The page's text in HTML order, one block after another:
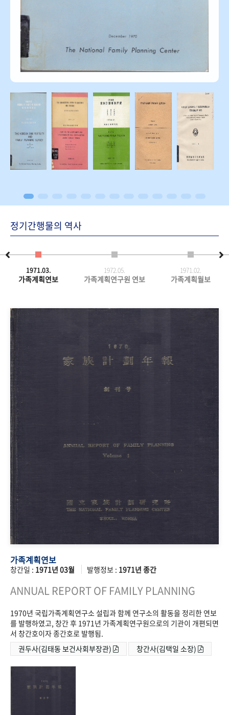
정기간행물의 역사
1971.03.
가족계획연보
1972.05.
가족계획연구원 연보
1971.02.
가족계획월보
가족계획연보
창간일 : 1971년 03월 발행정보 : 1971년 종간
ANNUAL REPORT OF FAMILY PLANNING
1970년 국립가족계획연구소 설립과 함께 연구소의 활동을 정리한 연보
를 발행하였고, 창간 후 1971년 가족계획연구원으로의 기관이 개편되면
서 창간호이자 종간호로 발행됨.
권두사(김태동 보건사회부장관)
창간사(김택일 소장)